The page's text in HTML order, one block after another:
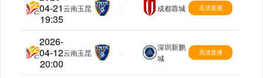
04-21
19:35
中超
云南玉昆 : 成都蓉城 高清直播
2026-
04-12
20:00
中超
云南玉昆 :
深圳新鹏
城
高清直播